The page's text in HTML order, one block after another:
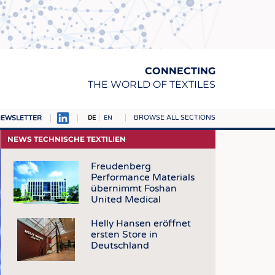
CONNECTING
THE WORLD OF TEXTILES
DE EN BROWSE ALL SECTIONS
& GEWIRKE
NEWS TECHNISCHE TEXTILIEN
Freudenberg
Performance Materials
übernimmt Foshan
United Medical
Helly Hansen eröffnet
ersten Store in
Deutschland